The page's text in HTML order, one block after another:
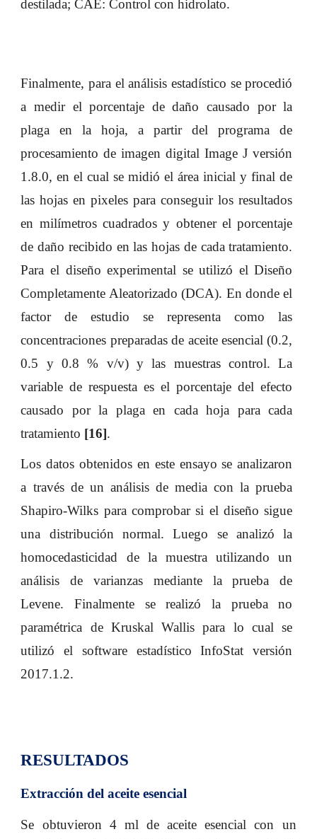
destilada; CAE: Control con hidrolato.
Finalmente, para el análisis estadístico se procedió
a medir el porcentaje de daño causado por la
plaga en la hoja, a partir del programa de
procesamiento de imagen digital Image J versión
1.8.0, en el cual se midió el área inicial y final de
las hojas en pixeles para conseguir los resultados
en milímetros cuadrados y obtener el porcentaje
de daño recibido en las hojas de cada tratamiento.
Para el diseño experimental se utilizó el Diseño
Completamente Aleatorizado (DCA). En donde el
factor de estudio se representa como las
concentraciones preparadas de aceite esencial (0.2,
0.5 y 0.8 % v/v) y las muestras control. La
variable de respuesta es el porcentaje del efecto
causado por la plaga en cada hoja para cada
tratamiento [16].
Los datos obtenidos en este ensayo se analizaron
a través de un análisis de media con la prueba
Shapiro-Wilks para comprobar si el diseño sigue
una distribución normal. Luego se analizó la
homocedasticidad de la muestra utilizando un
análisis de varianzas mediante la prueba de
Levene. Finalmente se realizó la prueba no
paramétrica de Kruskal Wallis para lo cual se
utilizó el software estadístico InfoStat versión
2017.1.2.
RESULTADOS
Extracción del aceite esencial
Se obtuvieron 4 ml de aceite esencial con un